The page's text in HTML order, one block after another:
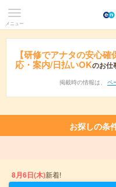
メニュー
【研修でアナタの安心
応・案内/日払いOKのお仕
掲載時の情報は、 ペ
お探しの条
8月6日(木)新着!